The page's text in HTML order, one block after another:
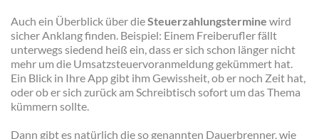
Auch ein Überblick über dieSteuerzahlungstermine wird
sicher Anklang finden. Beispiel: Einem Freiberufler fällt
unterwegs siedend heiß ein, dass er sich schon länger nicht
mehr um die Umsatzsteuervoranmeldung gekümmert hat.
Ein Blick in Ihre App gibt ihm Gewissheit, ob er noch Zeit hat,
oder ob er sich zurück am Schreibtisch sofort um das Thema
kümmern sollte.
Dann gibt es natürlich die so genannten Dauerbrenner, wie